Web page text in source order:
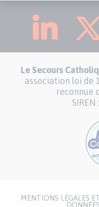
Le Secours
association loi de
reconnue
MENTIONS LÉGALES